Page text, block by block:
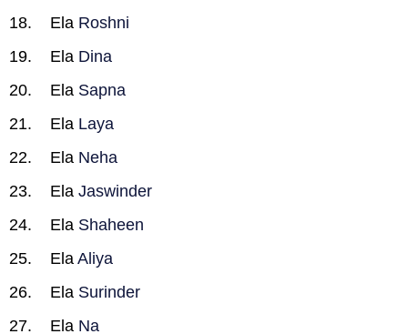
Ela Roshni
Ela Dina
Ela Sapna
Ela Laya
Ela Neha
Ela Jaswinder
Ela Shaheen
Ela Aliya
Ela Surinder
Ela Na